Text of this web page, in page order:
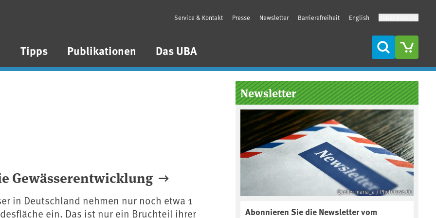
Tipps Publikationen Das UBA
Service & Kontakt Presse Newsletter Barrierefreiheit English
Suche
Gewässerentwicklung
in Deutschland nehmen nur noch etwa 1
ein. Das ist nur ein Bruchteil ihrer
Seitenleiste
Newsletter
Quelle: maria_a / Photocase.de
Abonnieren Sie die Newsletter vom